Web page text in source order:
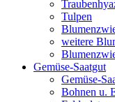
Tulpen
weitere
Gemüse-Saatgut
Gemüse-
Bohnen u.